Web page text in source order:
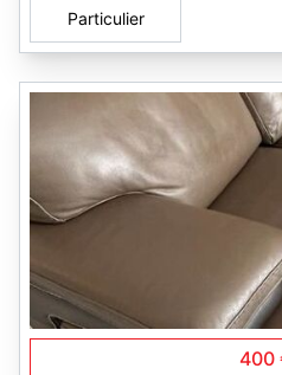
Particulier
400